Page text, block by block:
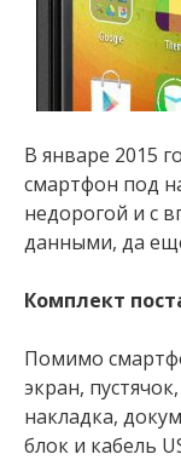
В январе 2015
смартфон под
недорогой и с
данными, да
Комплект
Помимо
экран,
накладка,
блок и кабель